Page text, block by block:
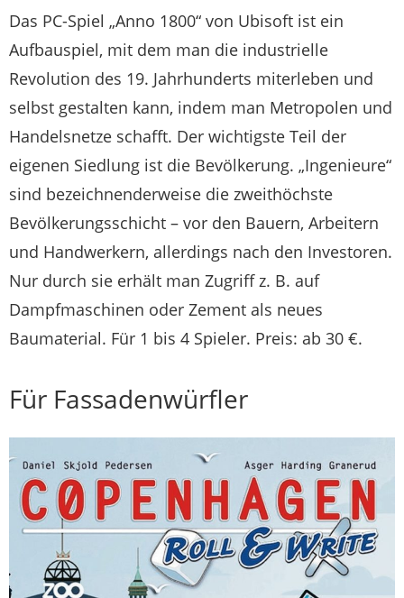
Das PC-Spiel „Anno 1800“ von Ubisoft ist ein
Aufbauspiel, mit dem man die industrielle
Revolution des 19. Jahrhunderts miterleben und
selbst gestalten kann, indem man Metropolen und
Handelsnetze schafft. Der wichtigste Teil der
eigenen Siedlung ist die Bevölkerung. „Ingenieure“
sind bezeichnenderweise die zweithöchste
Bevölkerungsschicht – vor den Bauern, Arbeitern
und Handwerkern, allerdings nach den Investoren.
Nur durch sie erhält man Zugriff z. B. auf
Dampfmaschinen oder Zement als neues
Baumaterial. Für 1 bis 4 Spieler. Preis: ab 30 €.
Für Fassadenwürfler